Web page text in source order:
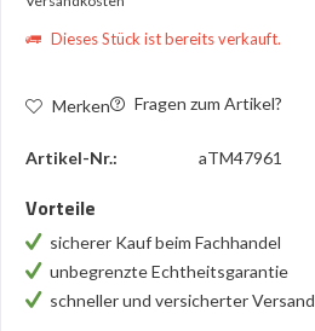
Dieses Stück ist bereits verkauft.
Merken Fragen zum Artikel?
Artikel-Nr.: aTM47961
Vorteile
sicherer Kauf beim Fachhandel
unbegrenzte Echtheitsgarantie
schneller und versicherter Versand